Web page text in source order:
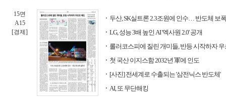
15면
A15
[경제]
두산, SK실트론 2.3조원에 인수… 반도체 보
LG, 성능 3배 높인 AI '엑사원 2.0' 공개
롤러코스피에 질린 개미들, 반등 시작하자
첫 국산 이지스함 2032년 軍에 인도
[사진] 전세계로 수출되는 '삼전닉스 반도체'
AI, 또 무단해킹